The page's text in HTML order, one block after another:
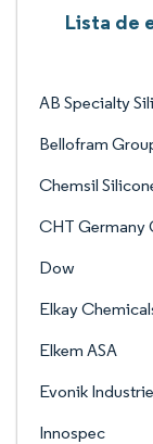
Lista de
AB Specialty
Bellofram
Chemsil
CHT Germany
Dow
Elkay
Elkem ASA
Evonik
Innospec